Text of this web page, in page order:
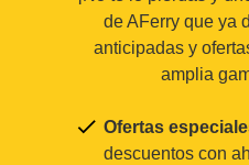
de AFerry que ya
anticipadas y
amplia
Ofertas
descuentos con